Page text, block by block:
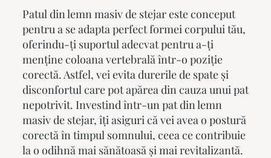
Patul din lemn masiv de stejar este conceput
pentru a se adapta perfect formei corpului tău,
oferindu-ți suportul adecvat pentru a-ți
menține coloana vertebrală într-o poziție
corectă. Astfel, vei evita durerile de spate și
disconfortul care pot apărea din cauza unui pat
nepotrivit. Investind într-unpat din lemn
masivde stejar, îți asiguri că vei avea o postură
corectă în timpul somnului, ceea ce contribuie
la o odihnă mai sănătoasă și mai revitalizantă.